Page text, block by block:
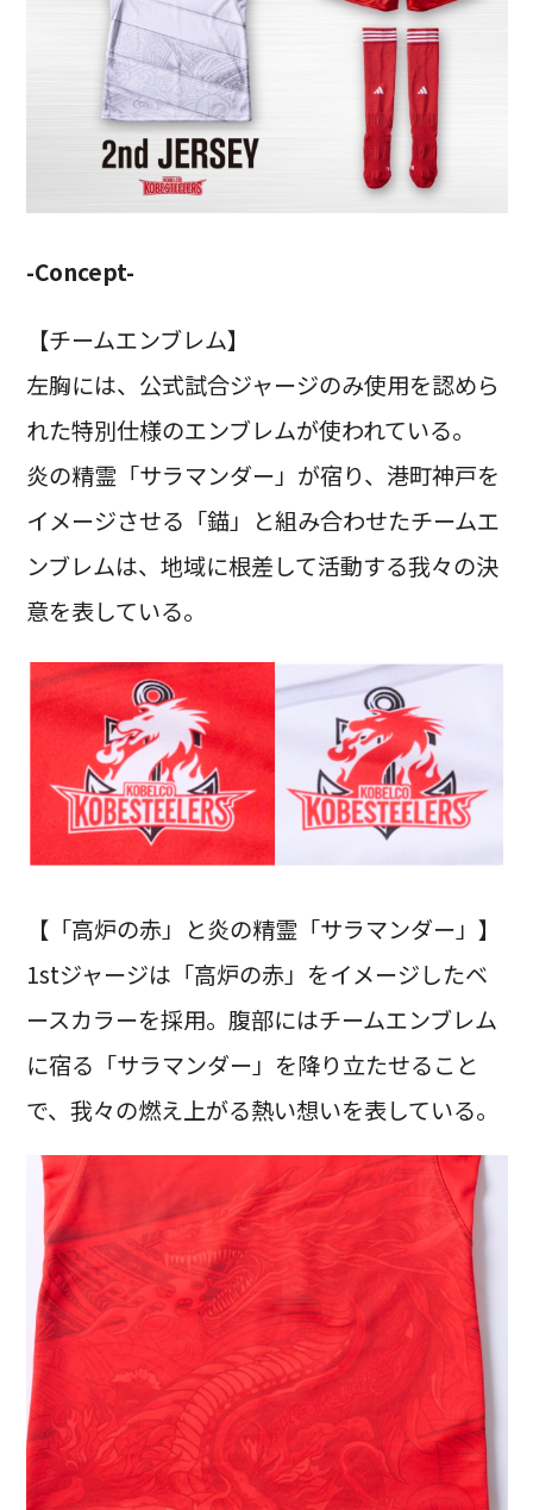
-Concept-
【チームエンブレム】
左胸には、公式試合ジャージのみ使用を認めら
れた特別仕様のエンブレムが使われている。
炎の精霊「サラマンダー」が宿り、港町神戸を
イメージさせる「錨」と組み合わせたチームエ
ンブレムは、地域に根差して活動する我々の決
意を表している。
【「高炉の赤」と炎の精霊「サラマンダー」】
1stジャージは「高炉の赤」をイメージしたベ
ースカラーを採用。腹部にはチームエンブレム
に宿る「サラマンダー」を降り立たせること
で、我々の燃え上がる熱い想いを表している。